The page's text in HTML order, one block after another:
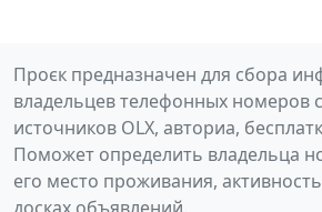
Проєк предназначен для сбора
владельцев телефонных номеров
источников OLX, авториа,
Поможет определить владельца
его место проживания,